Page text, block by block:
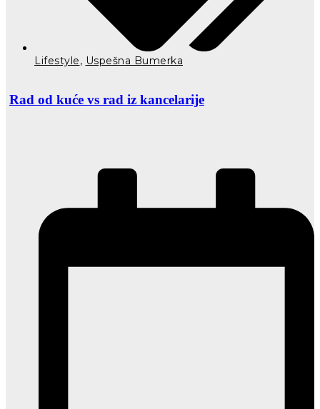
Lifestyle, Uspešna Bumerka
Rad od kuće vs rad iz kancelarije